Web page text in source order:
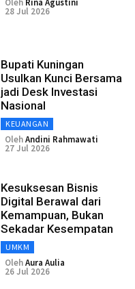
Oleh Rina Agustini
28 Jul 2026
Bupati Kuningan
Usulkan Kunci Bersama
jadi Desk Investasi
Nasional
KEUANGAN
OlehAndini Rahmawati
27 Jul 2026
Kesuksesan Bisnis
Digital Berawal dari
Kemampuan, Bukan
Sekadar Kesempatan
UMKM
OlehAura Aulia
26 Jul 2026